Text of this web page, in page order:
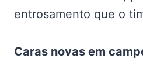
entrosamento que o
Caras novas em